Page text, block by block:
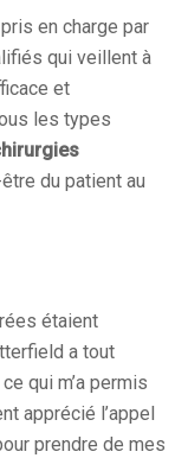
en charge par
qui veillent à
et
les types
du patient au
étaient
a tout
qui m’a permis
apprécié l’appel
prendre de mes